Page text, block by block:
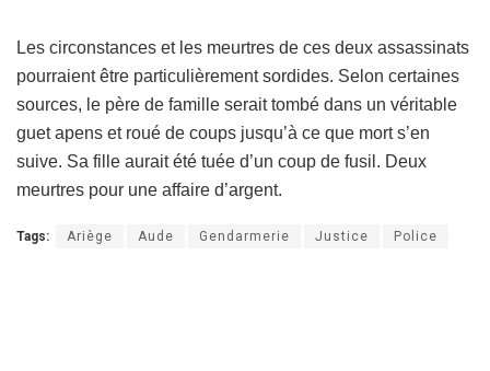
Les circonstances et les meurtres de ces deux assassinats
pourraient être particulièrement sordides. Selon certaines
sources, le père de famille serait tombé dans un véritable
guet apens et roué de coups jusqu’à ce que mort s’en
suive. Sa fille aurait été tuée d’un coup de fusil. Deux
meurtres pour une affaire d’argent.
Tags: Ariège Aude Gendarmerie Justice Police